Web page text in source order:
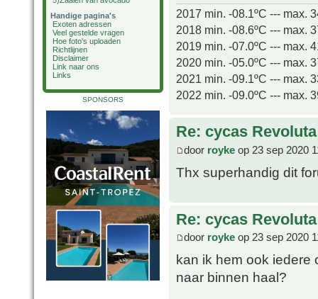
Handige pagina's
Exoten adressen
Veel gestelde vragen
Hoe foto's uploaden
Richtlijnen
Disclaimer
Link naar ons
Links
SPONSORS
2017 min. -08.1ºC --- max.
2018 min. -08.6ºC --- max.
2019 min. -07.0ºC --- max.
2020 min. -05.0ºC --- max.
2021 min. -09.1ºC --- max.
2022 min. -09.0ºC --- max.
Re: cycas Revoluta
door royke op 23 sep 2020
Thx superhandig dit
Re: cycas Revoluta
door royke op 23 sep 2020
kan ik hem ook iedere
naar binnen haal?